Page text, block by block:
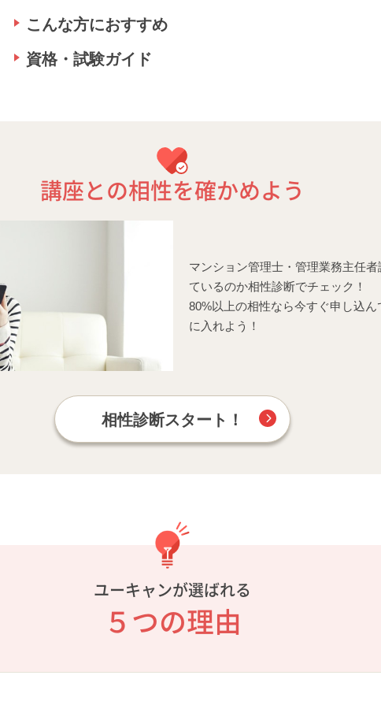
こんな方におすすめ
資格・試験ガイド
講座との相性を確かめよう
マンション管理士・管理業務主任
ているのか相性診断でチェック！
80%以上の相性なら今すぐ申し込
に入れよう！
相性診断スタート！
ユーキャンが選ばれる
５つの理由